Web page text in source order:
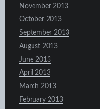
November 2013
October 2013
September 2013
August 2013
June 2013
April 2013
March 2013
February 2013